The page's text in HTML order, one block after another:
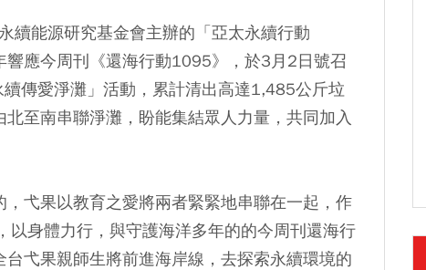
續能源研究基金會主辦的「亞太永續行動
應今周刊《還海行動1095》，於3月2日號召
傳愛淨灘」活動，累計清出高達1,485公斤垃
至南串聯淨灘，盼能集結眾人力量，共同加入
弋果以教育之愛將兩者緊緊地串聯在一起，作
身體力行，與守護海洋多年的的今周刊還海行
弋果親師生將前進海岸線，去探索永續環境的